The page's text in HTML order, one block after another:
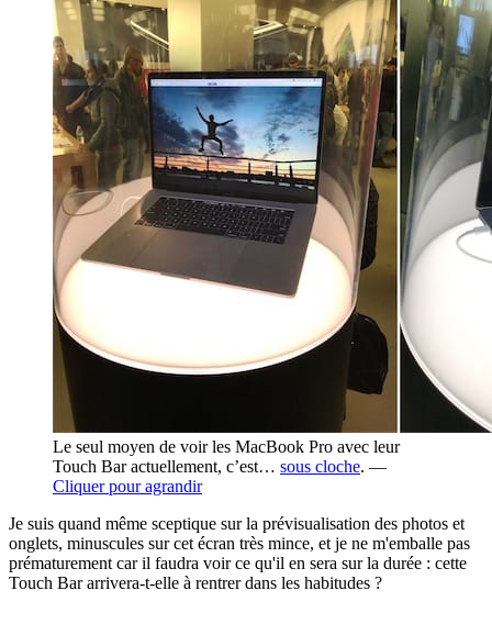
Le seul moyen de voir les MacBook Pro avec leur
Touch Bar actuellement, c’est… sous cloche. —
Cliquer pour agrandir
Je suis quand même sceptique sur la prévisualisation des photos et
onglets, minuscules sur cet écran très mince, et je ne m'emballe pas
prématurement car il faudra voir ce qu'il en sera sur la durée : cette
Touch Bar arrivera-t-elle à rentrer dans les habitudes ?